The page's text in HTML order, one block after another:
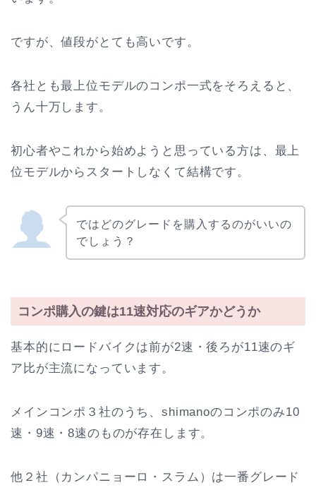
ですが、値段がとても高いです。
各社とも最上位モデルのコンポ一式をそろえると、
うん十万します。
初心者やこれから始めようと思っている方は、最上
位モデルからスタートしなくて結構です。
ではどのグレードを購入するのがいいの
でしょう？
コンポ購入の鍵は11速対応のギアかどうか
基本的にロードバイクは前が2速・後ろが11速のギ
ア比が主流になっています。
メインコンポ３社のうち、shimanoのコンポのみ10
速・9速・8速のものが存在します。
他２社（カンパニョーロ・スラム）は一番グレード